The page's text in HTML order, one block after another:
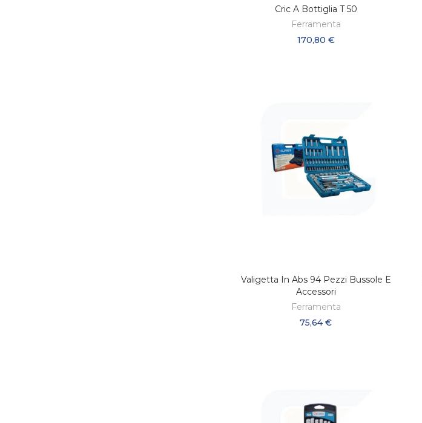
AGGIUNGI AL CARRELLO
Cric A Bottiglia T 50
Ferramenta
170,80 €
AGGIUNGI AL CARRELLO
Valigetta In Abs 94 Pezzi Bussole E
Accessori
Ferramenta
75,64 €